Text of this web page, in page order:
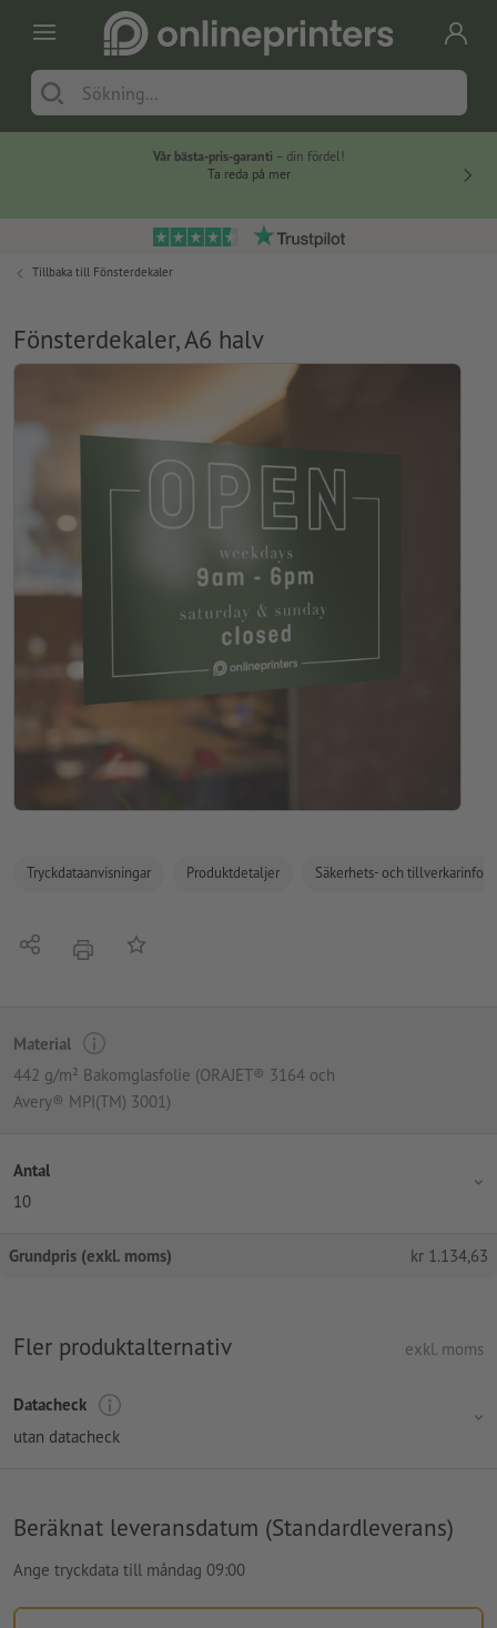
Vår bästa-pris-garanti – din fördel!
Ta reda på mer
Tillbaka till Fönsterdekaler
Fönsterdekaler, A6 halv
Tryckdataanvisningar Produktdetaljer Säkerhets- och
Dela erbjudandePå anteckningslistan
Material
442 g/m² Bakomglasfolie (ORAJET® 3164 och
Avery® MPI(TM) 3001)
Antal
10
Grundpris (exkl. moms) kr 1.134,63
Fler produktalternativ exkl. moms
Datacheck
utan datacheck
Beräknat leveransdatum (Standardleverans)
Ange tryckdata till måndag 09:00